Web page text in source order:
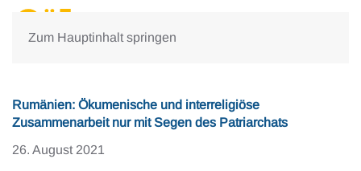
Zum Hauptinhalt springen
Rumänien: Ökumenische und interreligiöse
Zusammenarbeit nur mit Segen des Patriarchats
26. August 2021